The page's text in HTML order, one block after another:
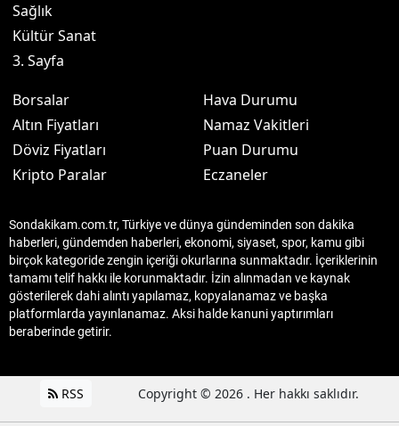
Sağlık
Kültür Sanat
3. Sayfa
Borsalar
Altın Fiyatları
Döviz Fiyatları
Kripto Paralar
Hava Durumu
Namaz Vakitleri
Puan Durumu
Eczaneler
Sondakikam.com.tr, Türkiye ve dünya gündeminden son dakika
haberleri, gündemden haberleri, ekonomi, siyaset, spor, kamu gibi
birçok kategoride zengin içeriği okurlarına sunmaktadır. İçeriklerinin
tamamı telif hakkı ile korunmaktadır. İzin alınmadan ve kaynak
gösterilerek dahi alıntı yapılamaz, kopyalanamaz ve başka
platformlarda yayınlanamaz. Aksi halde kanuni yaptırımları
beraberinde getirir.
RSS Copyright © 2026 . Her hakkı saklıdır.